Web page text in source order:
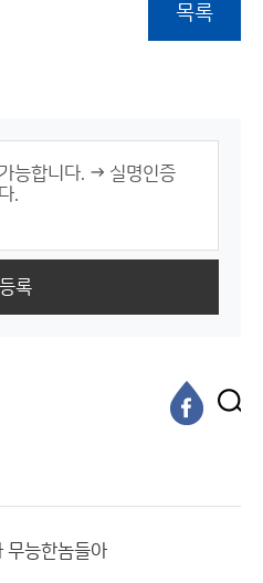
목록
등록
무능한놈들아